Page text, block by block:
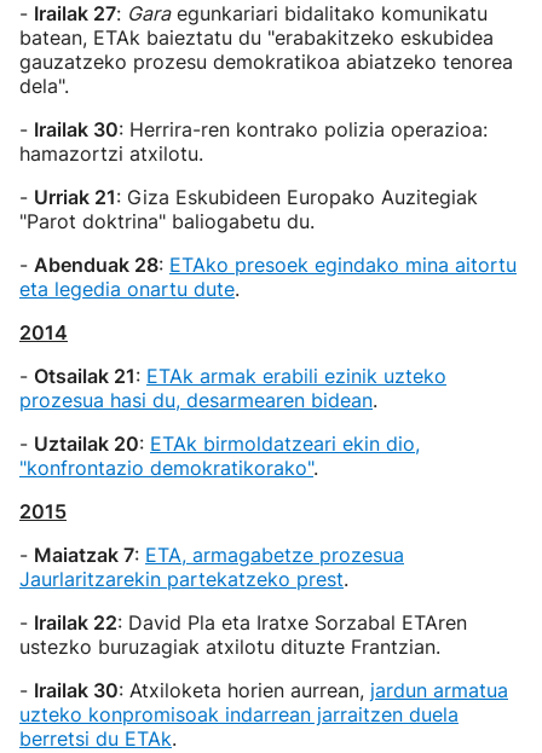
- Irailak 27: Garaegunkariari bidalitako komunikatu
batean, ETAk baieztatu du "erabakitzeko eskubidea
gauzatzeko prozesu demokratikoa abiatzeko tenorea
dela".
- Irailak 30: Herrira-ren kontrako polizia operazioa:
hamazortzi atxilotu.
- Urriak 21: Giza Eskubideen Europako Auzitegiak
"Parot doktrina" baliogabetu du.
- Abenduak 28: ETAko presoek egindako mina aitortu
eta legedia onartu dute.
2014
- Otsailak 21: ETAk armak erabili ezinik uzteko
prozesua hasi du, desarmearen bidean.
- Uztailak 20: ETAk birmoldatzeari ekin dio,
"konfrontazio demokratikorako".
2015
- Maiatzak 7: ETA, armagabetze prozesua
Jaurlaritzarekin partekatzeko prest.
- Irailak 22: David Pla eta Iratxe Sorzabal ETAren
ustezko buruzagiak atxilotu dituzte Frantzian.
- Irailak 30: Atxiloketa horien aurrean, jardun armatua
uzteko konpromisoak indarrean jarraitzen duela
berretsi du ETAk.